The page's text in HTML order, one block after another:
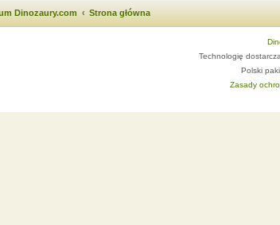
Dinozaury.com Strona główna
Technologię dostarcza
Polski
Zasady